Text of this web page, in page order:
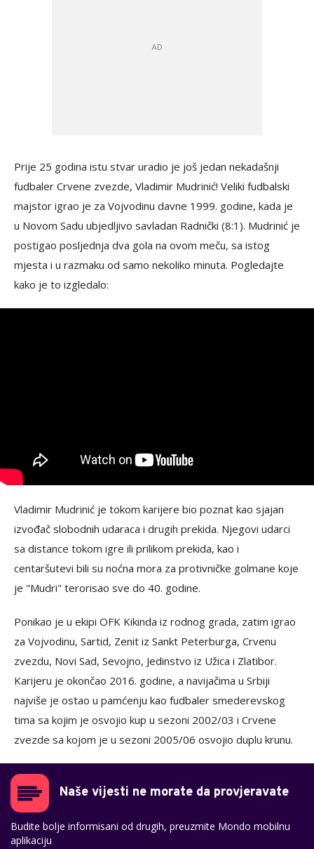
Prije 25 godina istu stvar uradio je još jedan nekadašnji
fudbaler Crvene zvezde, Vladimir Mudrinić! Veliki fudbalski
majstor igrao je za Vojvodinu davne 1999. godine, kada je
u Novom Sadu ubjedljivo savladan Radnički (8:1). Mudrinić je
postigao posljednja dva gola na ovom meču, sa istog
mjesta i u razmaku od samo nekoliko minuta. Pogledajte
kako je to izgledalo:
Vladimir Mudrinić je tokom karijere bio poznat kao sjajan
izvođač slobodnih udaraca i drugih prekida. Njegovi udarci
sa distance tokom igre ili prilikom prekida, kao i
centaršutevi bili su noćna mora za protivničke golmane koje
je "Mudri" terorisao sve do 40. godine.
Ponikao je u ekipi OFK Kikinda iz rodnog grada, zatim igrao
za Vojvodinu, Sartid, Zenit iz Sankt Peterburga, Crvenu
zvezdu, Novi Sad, Sevojno, Jedinstvo iz Užica i Zlatibor.
Karijeru je okončao 2016. godine, a navijačima u Srbiji
najviše je ostao u pamćenju kao fudbaler smederevskog
tima sa kojim je osvojio kup u sezoni 2002/03 i Crvene
zvezde sa kojom je u sezoni 2005/06 osvojio duplu krunu.
Naše vijesti ne morate da provjeravate
Budite bolje informisani od drugih, preuzmite Mondo mobilnu
aplikaciju